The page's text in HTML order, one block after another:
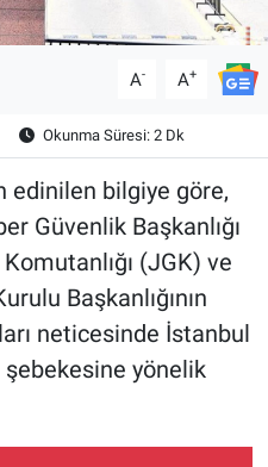
A- A+
Okunma Süresi: 2 Dk
edinilen bilgiye göre,
Güvenlik Başkanlığı
(JGK) ve
Başkanlığının
neticesinde İstanbul
yönelik